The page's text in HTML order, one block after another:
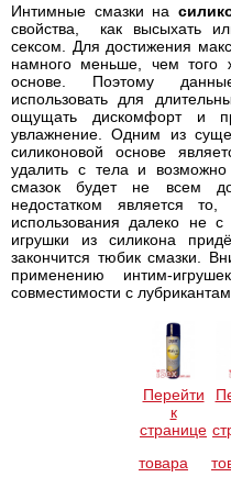
Интимные смазки на
свойства, как высыхать
сексом. Для достижения
намного меньше, чем того
основе. Поэтому
использовать для
ощущать дискомфорт и
увлажнение. Одним из
силиконовой основе
удалить с тела и
смазок будет не всем
недостатком является
использования далеко не
игрушки из силикона
закончится тюбик смазки.
применению интим-
совместимости с
Перейти
к
странице
товара